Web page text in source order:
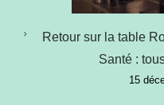
Retour sur la table
Santé :
15